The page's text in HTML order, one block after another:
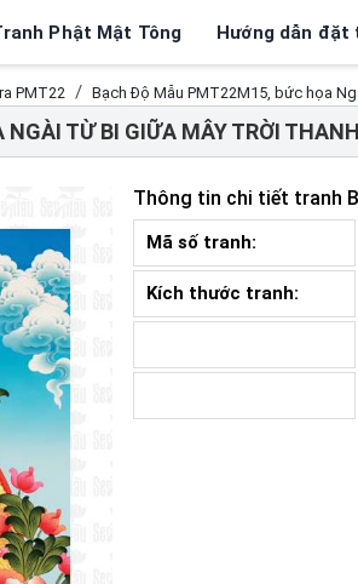
Phật Mật Tông Hướng dẫn đặt
PMT22 Bạch Độ Mẫu PMT22M15, bức họa
TỪ BI GIỮA MÂY TRỜI
Thông tin chi tiết tranh
Mã số tranh:
Kích thước tranh: